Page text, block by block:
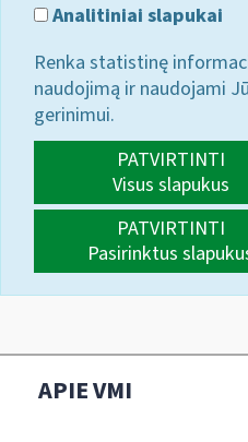
Analitiniai slapukai
Renka statistinę
naudojimą ir naudojami
gerinimui.
PATVIRTINTI
Visus slapukus
PATVIRTINTI
Pasirinktus
APIE VMI